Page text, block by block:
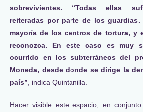
sobrevivientes. “Todas ellas
reiteradas por parte de los
mayoría de los centros de tortura, y
reconozca. En este caso es muy
ocurrido en los subterráneos del
Moneda, desde donde se dirige la
país” , indica Quintanilla.
Hacer visible este espacio, en